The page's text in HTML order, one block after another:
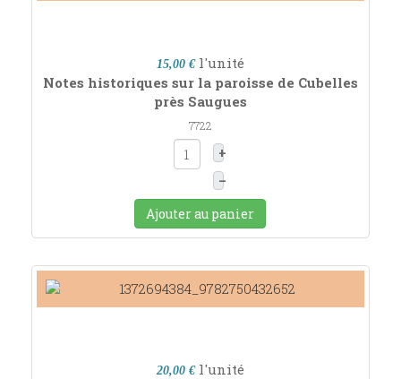
15,00 € l'unité
Notes historiques sur la paroisse de Cubelles
près Saugues
7722
+
–
Ajouter au panier
20,00 € l'unité